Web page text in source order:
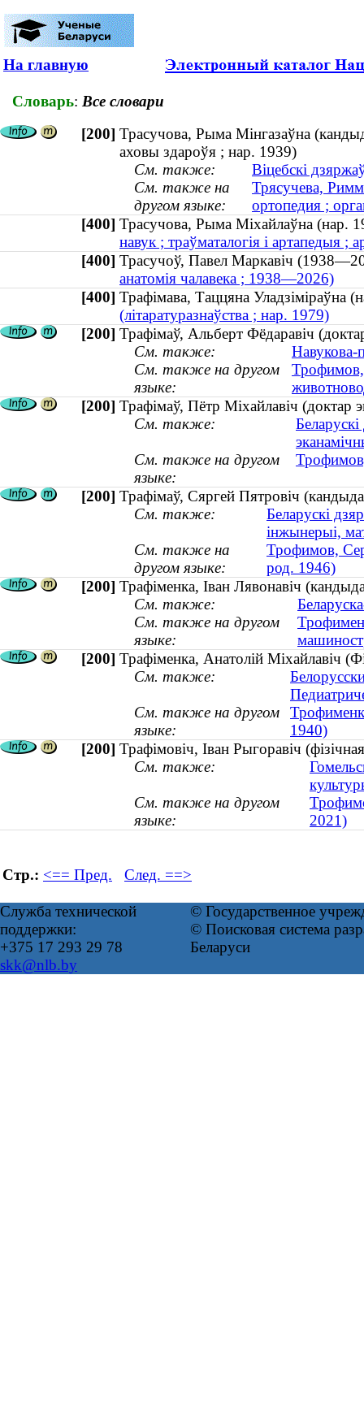
На главную
Словарь: Все словари
[200] Трасучова, Рыма Мінгазаўна
аховы здароўя ; нар. 1939)
См. также:
Віцебскі
См. также на
другом языке:
Трясучева,
ортопедия ;
[400] Трасучова, Рыма Міхайлаўна
навук ; траўматалогія і артапедыя ;
[400] Трасучоў, Павел Маркавіч
анатомія чалавека ; 1938—2026)
[400] Трафімава, Таццяна
(літаратуразнаўства ; нар. 1979)
[200] Трафімаў, Альберт Фёдаравіч
См. также:
Навукова-
См. также на другом
языке:
Трофимов,
[200] Трафімаў, Пётр Міхайлавіч
См. также:
См. также на другом
языке:
[200] Трафімаў, Сяргей Пятровіч
См. также:
Беларускі
інжынерыі,
См. также на
другом языке:
Трофимов,
род. 1946)
[200] Трафіменка, Іван Лявонавіч
См. также:
См. также на другом
языке:
[200] Трафіменка, Анатолій Міхайлавіч
См. также:
См. также на другом
языке:
1940)
[200] Трафімовіч, Іван Рыгоравіч
См. также:
См. также на другом
языке:
2021)
Стр.: <== Пред. След. ==>
Служба технической
поддержки:
+375 17 293 29 78
skk@nlb.by
© Государственное
© Поисковая система
Беларуси